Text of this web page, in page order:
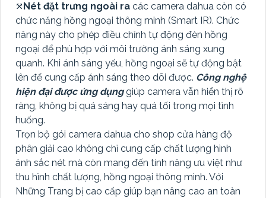
⤧Nét đặt trưng ngoài ra các camera dahua còn có
chức năng hồng ngoại thông minh (Smart IR). Chức
năng này cho phép điều chỉnh tự động đèn hồng
ngoại để phù hợp với môi trường ánh sáng xung
quanh. Khi ánh sáng yếu, hồng ngoại sẽ tự động bật
lên để cung cấp ánh sáng theo dõi được. Công nghệ
hiện đại được ứng dụnggiúp camera vẫn hiển thị rõ
ràng, không bị quá sáng hay quá tối trong mọi tình
huống.
Trọn bộ gói camera dahua cho shop cửa hàng độ
phân giải cao không chỉ cung cấp chất lượng hình
ảnh sắc nét mà còn mang đến tính năng ưu việt như
thu hình chất lượng, hồng ngoại thông minh. Với
Những Trang bị cao cấp giúp bạn nâng cao an toàn